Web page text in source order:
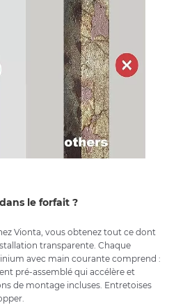
le forfait ?
Vionta, vous obtenez tout ce dont
transparente. Chaque
avec main courante comprend :
pré-assemblé qui accélère et
de montage incluses. Entretoises